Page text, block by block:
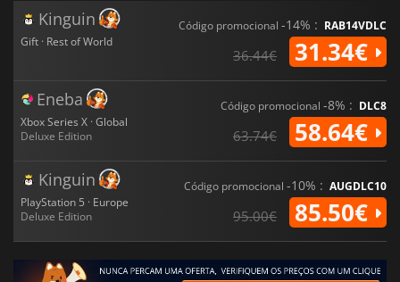
Kinguin
Gift · Rest of World
Código promocional -14% : RAB14VDLC
36.44€ 31.34€
Eneba
Xbox Series X · Global
Deluxe Edition
Código promocional -8% : DLC8
63.74€ 58.64€
Kinguin
PlayStation 5 · Europe
Deluxe Edition
Código promocional -10% : AUGDLC10
95.00€ 85.50€